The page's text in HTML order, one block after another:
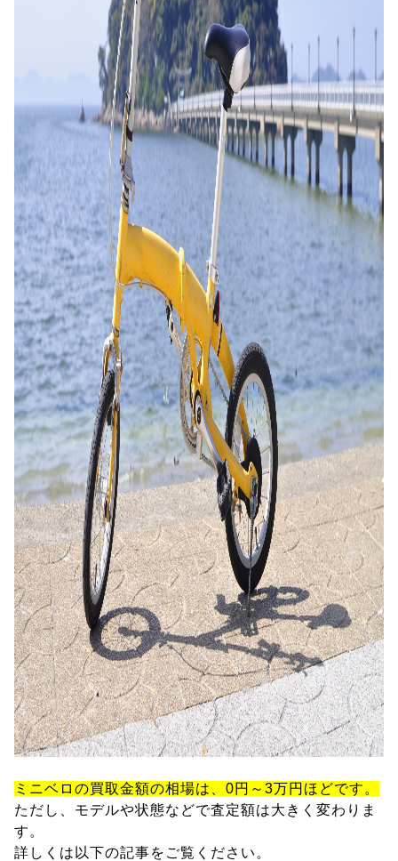
ミニベロの買取金額の相場は、0円～3万円ほどです。
ただし、モデルや状態などで査定額は大きく変わりま
す。
詳しくは以下の記事をご覧ください。